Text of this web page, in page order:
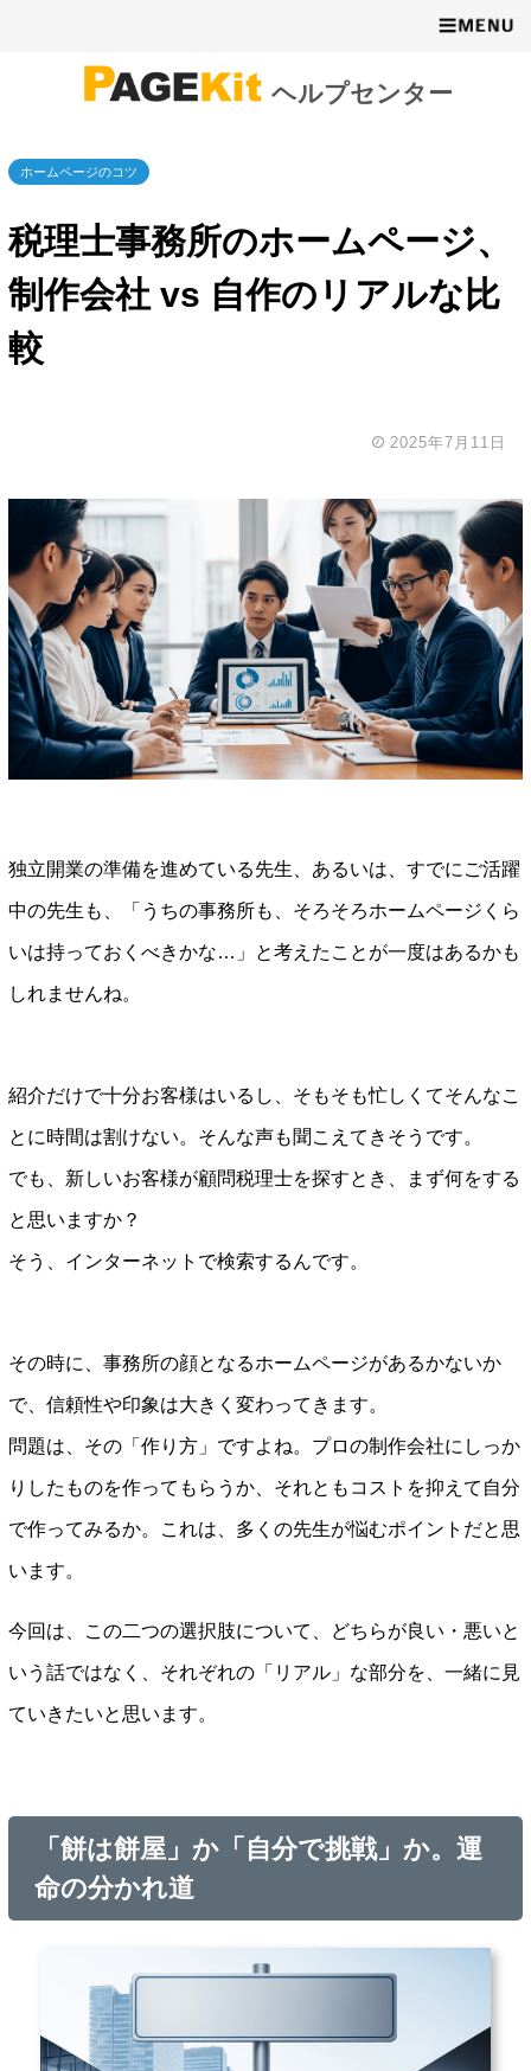
ヘルプセンター
ホームページのコツ
税理士事務所のホームページ、
制作会社 vs 自作のリアルな比
較
2025年7月11日
独立開業の準備を進めている先生、あるいは、すでにご活躍
中の先生も、「うちの事務所も、そろそろホームページくら
いは持っておくべきかな…」と考えたことが一度はあるかも
しれませんね。
紹介だけで十分お客様はいるし、そもそも忙しくてそんなこ
とに時間は割けない。そんな声も聞こえてきそうです。
でも、新しいお客様が顧問税理士を探すとき、まず何をする
と思いますか？
そう、インターネットで検索するんです。
その時に、事務所の顔となるホームページがあるかないか
で、信頼性や印象は大きく変わってきます。
問題は、その「作り方」ですよね。プロの制作会社にしっか
りしたものを作ってもらうか、それともコストを抑えて自分
で作ってみるか。これは、多くの先生が悩むポイントだと思
います。
今回は、この二つの選択肢について、どちらが良い・悪いと
いう話ではなく、それぞれの「リアル」な部分を、一緒に見
ていきたいと思います。
「餅は餅屋」か「自分で挑戦」か。運
命の分かれ道